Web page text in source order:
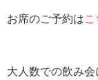
お席のご予約は
大人数での飲み